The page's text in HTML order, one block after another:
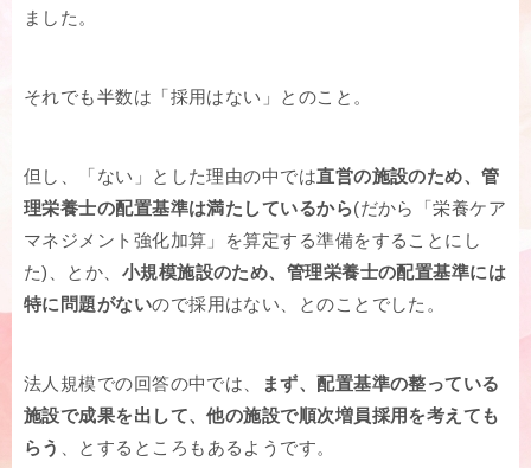
ました。
それでも半数は「採用はない」とのこと。
但し、「ない」とした理由の中では直営の施設のため、管
理栄養士の配置基準は満たしているから(だから「栄養ケア
マネジメント強化加算」を算定する準備をすることにし
た)、とか、 小規模施設のため、管理栄養士の配置基準には
特に問題がないので採用はない、とのことでした。
法人規模での回答の中では、
まず、配置基準の整っている
施設で成果を出して、他の施設で順次増員採用を考えても
らう
、とするところもあるようです。